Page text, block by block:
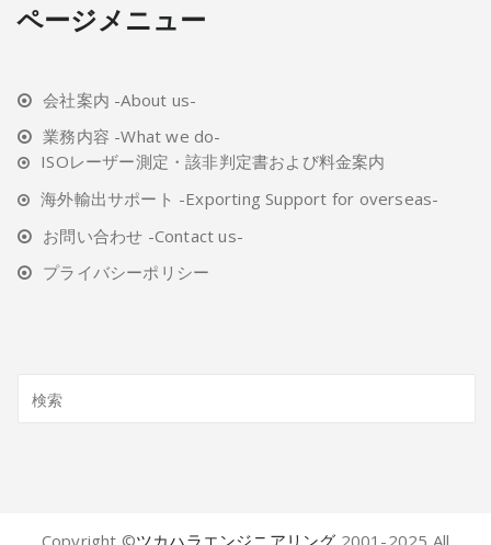
ページメニュー
会社案内 -About us-
業務内容 -What we do-
ISOレーザー測定・該非判定書および料金案内
海外輸出サポート -Exporting Support for overseas-
お問い合わせ -Contact us-
プライバシーポリシー
Copyright ©️ツカハラエンジニアリング 2001-2025 All